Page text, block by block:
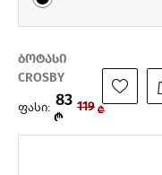
ბოტასი
CROSBY
ფასი: 83
₾
119 ₾